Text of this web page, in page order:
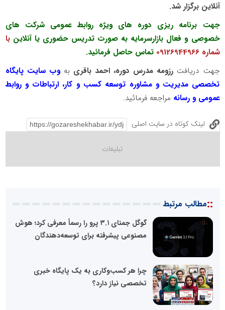
آنلاین برگزار شد.
جهت برنامه ریزی دوره های ویژه روابط عمومی شرکت های
خصوصی و فعال بازارسرمایه به صورت تدریس حضوری یا آنلاین با
شماره 09126944966
تماس حاصل فرمائید.
جهت دریافت رزومه مدرس دوره، احمد باقری به وب سایت پایگاه
تخصصی مدیریت و مشاوره توسعه کسب و کار، ارتباطات و روابط
عمومی و رسانه مراجعه فرمائید.
لینک کوتاه در سایت اصلی
::مطالب مرتبط
گوگل جمنای ۳.۱ پرو را رسماً معرفی کرد؛ هوش
مصنوعی پیشرفته برای توسعه‌دهندگان
چرا هر کسب‌وکاری به یک پایگاه خبری
تخصصی نیاز دارد؟